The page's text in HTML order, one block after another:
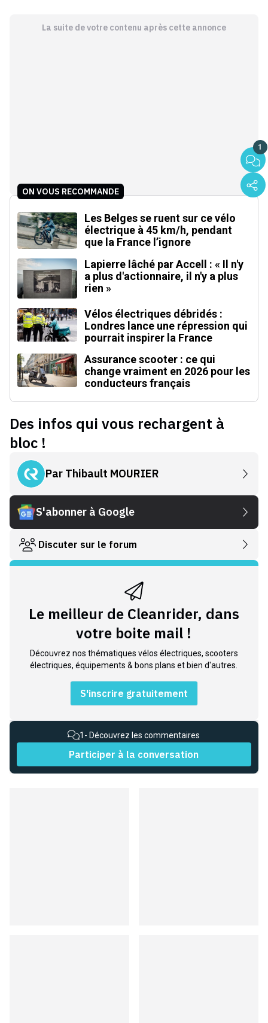
La suite de votre contenu après cette annonce
1
ON VOUS RECOMMANDE
Les Belges se ruent sur ce vélo
électrique à 45 km/h, pendant
que la France l’ignore
Lapierre lâché par Accell : « Il n'y
a plus d'actionnaire, il n'y a plus
rien »
Vélos électriques débridés :
Londres lance une répression qui
pourrait inspirer la France
Assurance scooter : ce qui
change vraiment en 2026 pour les
conducteurs français
Des infos qui vous rechargent à
bloc !
Par Thibault MOURIER
S'abonner à Google
Discuter sur le forum
Le meilleur de Cleanrider, dans
votre boite mail !
Découvrez nos thématiques vélos électriques, scooters
électriques, équipements & bons plans et bien d'autres.
S'inscrire gratuitement
1 - Découvrez les commentaires
Participer à la conversation